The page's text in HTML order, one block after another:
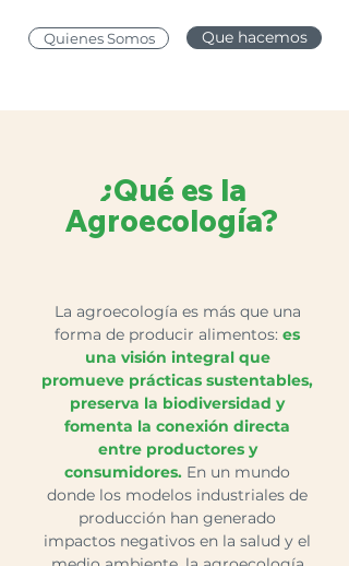
Quienes Somos Que hacemos
¿Qué es la
Agroecología?
La agroecología es más que una
forma de producir alimentos: es
una visión integral que
promueve prácticas sustentables,
preserva la biodiversidad y
fomenta la conexión directa
entre productores y
consumidores. En un mundo
donde los modelos industriales de
producción han generado
impactos negativos en la salud y el